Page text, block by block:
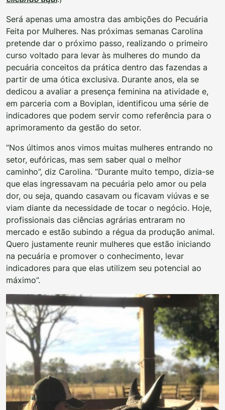
Será apenas uma amostra das ambições do Pecuária
Feita por Mulheres. Nas próximas semanas Carolina
pretende dar o próximo passo, realizando o primeiro
curso voltado para levar às mulheres do mundo da
pecuária conceitos da prática dentro das fazendas a
partir de uma ótica exclusiva. Durante anos, ela se
dedicou a avaliar a presença feminina na atividade e,
em parceria com a Boviplan, identificou uma série de
indicadores que podem servir como referência para o
aprimoramento da gestão do setor.
“Nos últimos anos vimos muitas mulheres entrando no
setor, eufóricas, mas sem saber qual o melhor
caminho”, diz Carolina. “Durante muito tempo, dizia-se
que elas ingressavam na pecuária pelo amor ou pela
dor, ou seja, quando casavam ou ficavam viúvas e se
viam diante da necessidade de tocar o negócio. Hoje,
profissionais das ciências agrárias entraram no
mercado e estão subindo a régua da produção animal.
Quero justamente reunir mulheres que estão iniciando
na pecuária e promover o conhecimento, levar
indicadores para que elas utilizem seu potencial ao
máximo”.